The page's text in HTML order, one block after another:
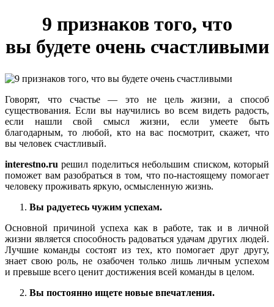
9 признаков того, что
вы будете очень счастливыми
Говорят, что счастье — это не цель жизни, а способ
существования. Если вы научились во всем видеть радость,
если нашли свой смысл жизни, если умеете быть
благодарным, то любой, кто на вас посмотрит, скажет, что
вы человек счастливый.
interestno.ru решил поделиться небольшим списком, который
поможет вам разобраться в том, что по-настоящему помогает
человеку проживать яркую, осмысленную жизнь.
Вы радуетесь чужим успехам.
Основной причиной успеха как в работе, так и в личной
жизни является способность радоваться удачам других людей.
Лучшие команды состоят из тех, кто помогает друг другу,
знает свою роль, не озабочен только лишь личным успехом
и превыше всего ценит достижения всей команды в целом.
Вы постоянно ищете новые впечатления.